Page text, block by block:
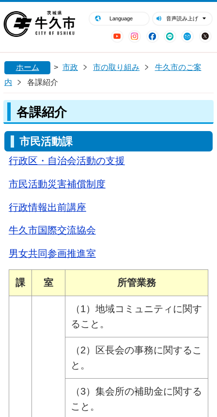
Language 音声読み上げ
YouTubeInstagram
Facebook
LINE Mail
閉じる
ホーム > 市政 市の取り組み
牛久市のご案
内
各課紹介
各課紹介
市民活動課
行政区・自治会活動の支援
市民活動災害補償制度
行政情報出前講座
牛久市国際交流協会
男女共同参画推進室
課 室 所管業務
（1）地域コミュニティに関す
ること。
（2）区長会の事務に関するこ
と。
（3）集会所の補助金に関する
こと。